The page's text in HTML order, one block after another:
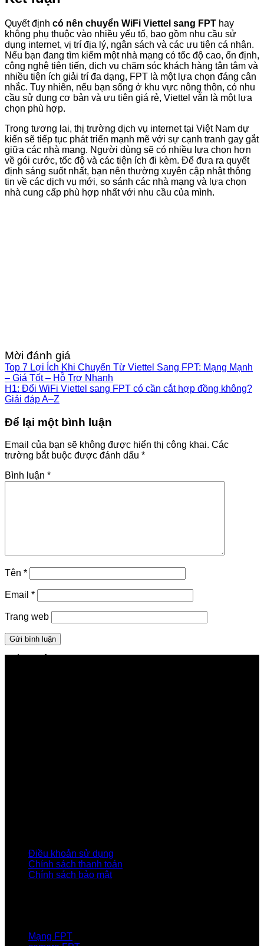
Quyết định có nên chuyển WiFi Viettel sang FPT hay
không phụ thuộc vào nhiều yếu tố, bao gồm nhu cầu sử
dụng internet, vị trí địa lý, ngân sách và các ưu tiên cá nhân.
Nếu bạn đang tìm kiếm một nhà mạng có tốc độ cao, ổn định,
công nghệ tiên tiến, dịch vụ chăm sóc khách hàng tận tâm và
nhiều tiện ích giải trí đa dạng, FPT là một lựa chọn đáng cân
nhắc. Tuy nhiên, nếu bạn sống ở khu vực nông thôn, có nhu
cầu sử dụng cơ bản và ưu tiên giá rẻ, Viettel vẫn là một lựa
chọn phù hợp.
Trong tương lai, thị trường dịch vụ internet tại Việt Nam dự
kiến sẽ tiếp tục phát triển mạnh mẽ với sự cạnh tranh gay gắt
giữa các nhà mạng. Người dùng sẽ có nhiều lựa chọn hơn
về gói cước, tốc độ và các tiện ích đi kèm. Để đưa ra quyết
định sáng suốt nhất, bạn nên thường xuyên cập nhật thông
tin về các dịch vụ mới, so sánh các nhà mạng và lựa chọn
nhà cung cấp phù hợp nhất với nhu cầu của mình.
Mời đánh giá
Top 7 Lợi Ích Khi Chuyển Từ Viettel Sang FPT: Mạng Mạnh
– Giá Tốt – Hỗ Trợ Nhanh
H1: Đổi WiFi Viettel sang FPT có cần cắt hợp đồng không?
Giải đáp A–Z
Để lại một bình luận
Email của bạn sẽ không được hiển thị công khai. Các
trường bắt buộc được đánh dấu *
Bình luận *
Tên *
Email *
Trang web
Điều khoản sử dụng
Chính sách thanh toán
Chính sách bảo mật
Mạng FPT